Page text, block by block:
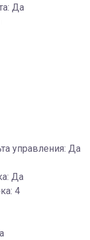
Да
управления: Да
Да
4